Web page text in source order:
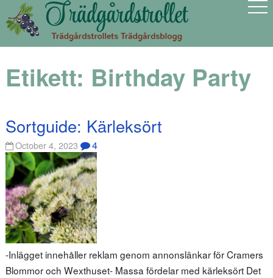
Etikett: Birthday Party
Sortguide: Kärleksört
October 4, 2023 4
-Inlägget innehåller reklam genom annonslänkar för Cramers
Blommor och Wexthuset- Massa fördelar med kärleksört Det